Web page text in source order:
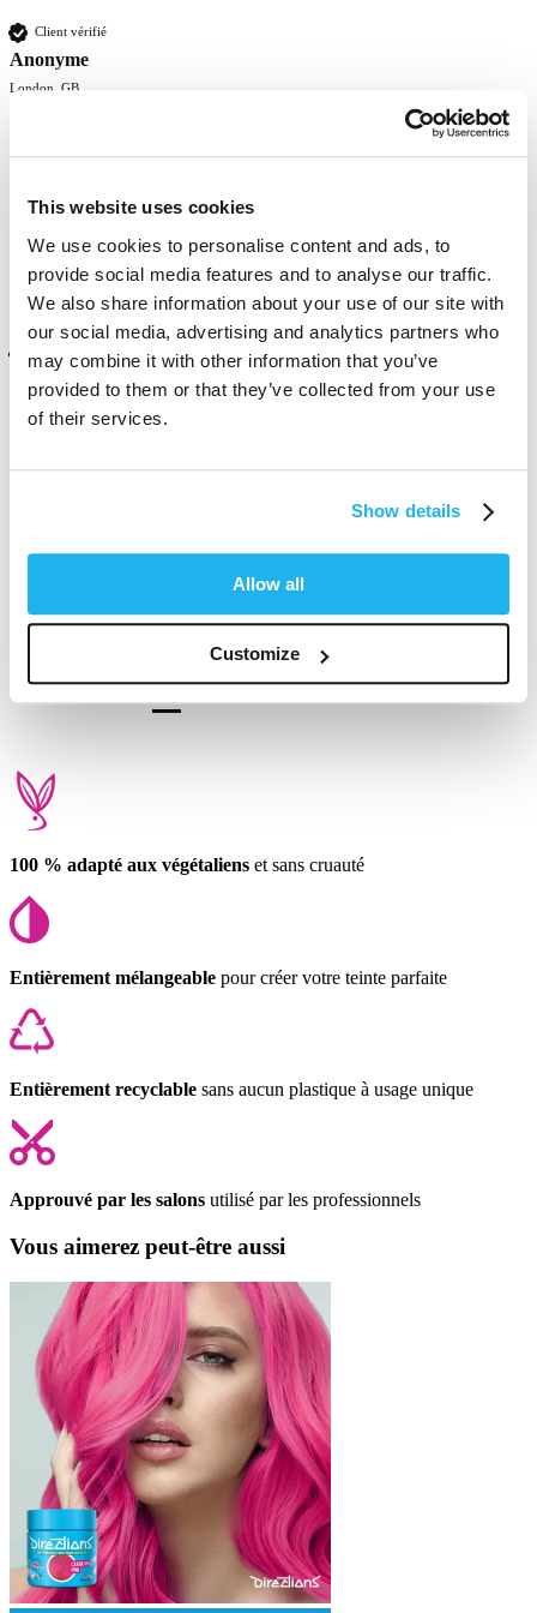
This website uses cookies
We use cookies to personalise content and ads, to
provide social media features and to analyse our traffic.
We also share information about your use of our site with
our social media, advertising and analytics partners who
may combine it with other information that you’ve
provided to them or that they’ve collected from your use
of their services.
Show details
Allow all
Customize
Client vérifié
Anonyme
London, GB
Nikki de-lacy adams
London, GB
1 2 3 4 5 6
100 % adapté aux végétaliens et sans cruauté
Entièrement mélangeable pour créer votre teinte parfaite
Entièrement recyclable sans aucun plastique à usage unique
Approuvé par les salons utilisé par les professionnels
Vous aimerez peut-être aussi